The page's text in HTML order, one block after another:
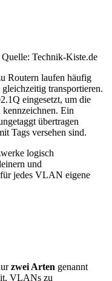
Technik-Kiste.de
Routern laufen häufig
transportieren.
eingesetzt, um die
kennzeichnen. Ein
übertragen
Tags versehen sind.
logisch
und
für jedes VLAN eigene
zwei Arten genannt
VLANs zu